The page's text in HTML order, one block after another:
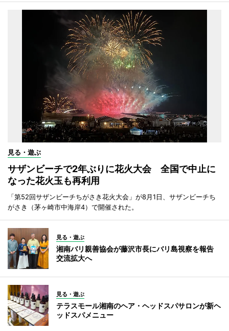
見る・遊ぶ
サザンビーチで2年ぶりに花火大会 全国で中止に
なった花火玉も再利用
「第52回サザンビーチちがさき花火大会」が8月1日、サザンビーチち
がさき（茅ヶ崎市中海岸4）で開催された。
見る・遊ぶ
湘南バリ親善協会が藤沢市長にバリ島視察を報告
交流拡大へ
見る・遊ぶ
テラスモール湘南のヘア・ヘッドスパサロンが新ヘ
ッドスパメニュー